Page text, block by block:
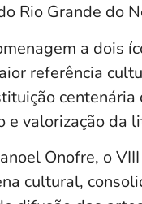
Rio Grande do
a dois
referência
e valorização da
Onofre, o
cultural,